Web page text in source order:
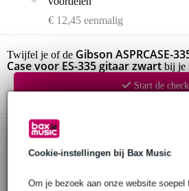
Cookie-instellingen bij Bax Music
Om je bezoek aan onze website soepel
€ 12,45 eenmalig
Twijfel je of de Gibson ASPRCASE-
Case voor ES-335 gitaar zwart bij je
Start de check
Productinformatie
ASPRCASE-335 flightcase Deluxe